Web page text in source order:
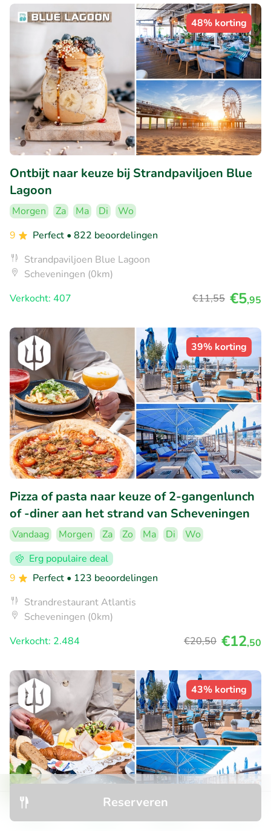
Reserveren
48% korting
Ontbijt naar keuze bij Strandpaviljoen Blue
Lagoon
Morgen Za Ma Di
Wo
9
Perfect • 822 beoordelingen
Strandpaviljoen Blue Lagoon
Scheveningen (0km)
Verkocht: 407
€11,55 €5,95
39% korting
Pizza of pasta naar keuze of 2-gangenlunch
of -diner aan het strand van Scheveningen
Vandaag Morgen Za Zo Ma Di
Wo
Erg populaire deal
9
Perfect • 123 beoordelingen
Strandrestaurant Atlantis
Scheveningen (0km)
Verkocht: 2.484
€20,50 €12,50
43% korting